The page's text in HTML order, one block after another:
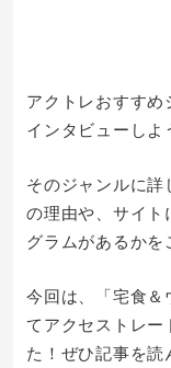
アクトレおすす
インタビューしよ
そのジャンルに
の理由や、サイト
グラムがあるかを
今回は、「宅食＆
てアクセストレー
た！ぜひ記事を